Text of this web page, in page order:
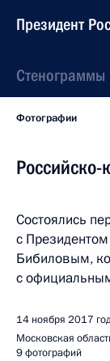
Президент
Стенограммы
Фотографии
Состоялись
с
Бибиловым,
с
14 ноября 2017
Московская
9 фотографий